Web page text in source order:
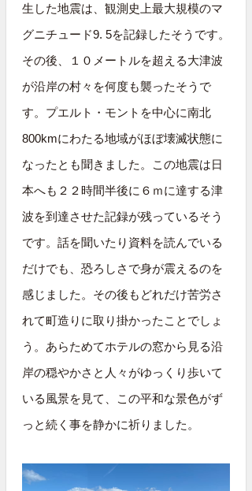
生した地震は、観測史上最大規模のマ
グニチュード9. 5を記録したそうです。
その後、１０メートルを超える大津波
が沿岸の村々を何度も襲ったそうで
す。プエルト・モントを中心に南北
800kmにわたる地域がほぼ壊滅状態に
なったとも聞きました。この地震は日
本へも２２時間半後に６ｍに達する津
波を到達させた記録が残っているそう
です。話を聞いたり資料を読んでいる
だけでも、恐ろしさで身が震えるのを
感じました。その後もどれだけ苦労さ
れて町造りに取り掛かったことでしょ
う。あらためてホテルの窓から見る沿
岸の穏やかさと人々がゆっくり歩いて
いる風景を見て、この平和な景色がず
っと続く事を静かに祈りました。